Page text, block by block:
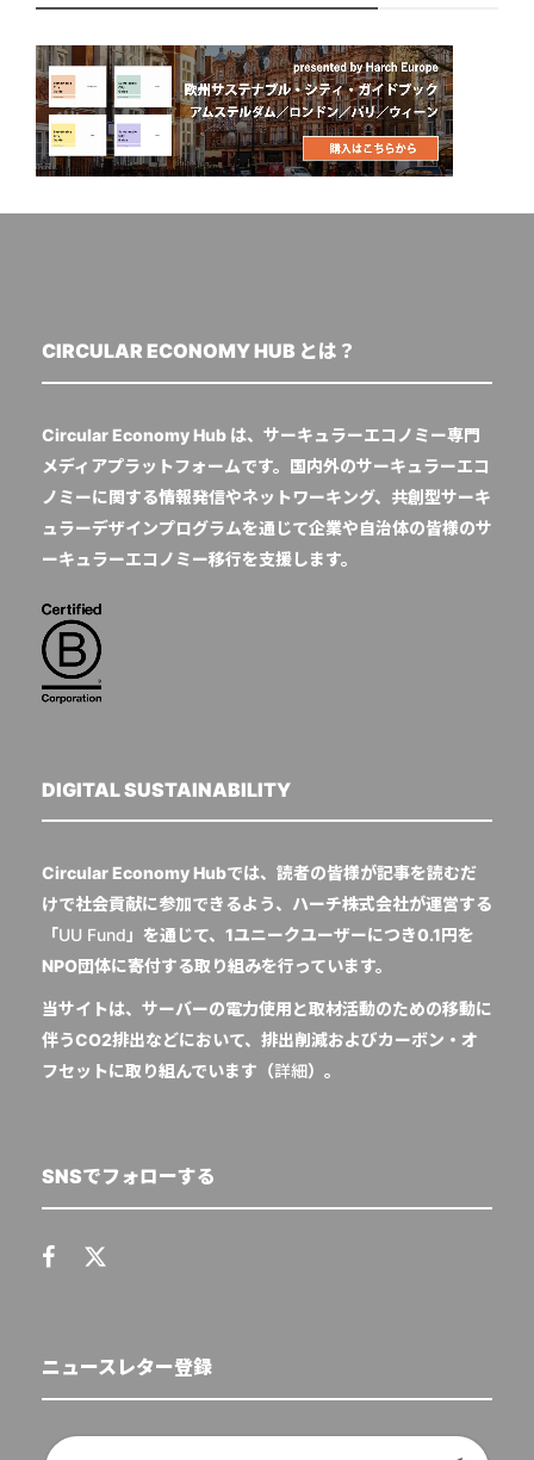
CIRCULAR ECONOMY HUB とは？
Circular Economy Hub は、サーキュラーエコノミー専門
メディアプラットフォームです。国内外のサーキュラーエコ
ノミーに関する情報発信やネットワーキング、共創型サーキ
ュラーデザインプログラムを通じて企業や自治体の皆様のサ
ーキュラーエコノミー移行を支援します。
DIGITAL SUSTAINABILITY
Circular Economy Hubでは、読者の皆様が記事を読むだ
けで社会貢献に参加できるよう、ハーチ株式会社が運営する
「UU Fund 」を通じて、1ユニークユーザーにつき0.1円を
NPO団体に寄付する取り組みを行っています。
当サイトは、サーバーの電力使用と取材活動のための移動に
伴うCO2排出などにおいて、排出削減およびカーボン・オ
フセットに取り組んでいます（詳細）。
SNSでフォローする
ニュースレター登録